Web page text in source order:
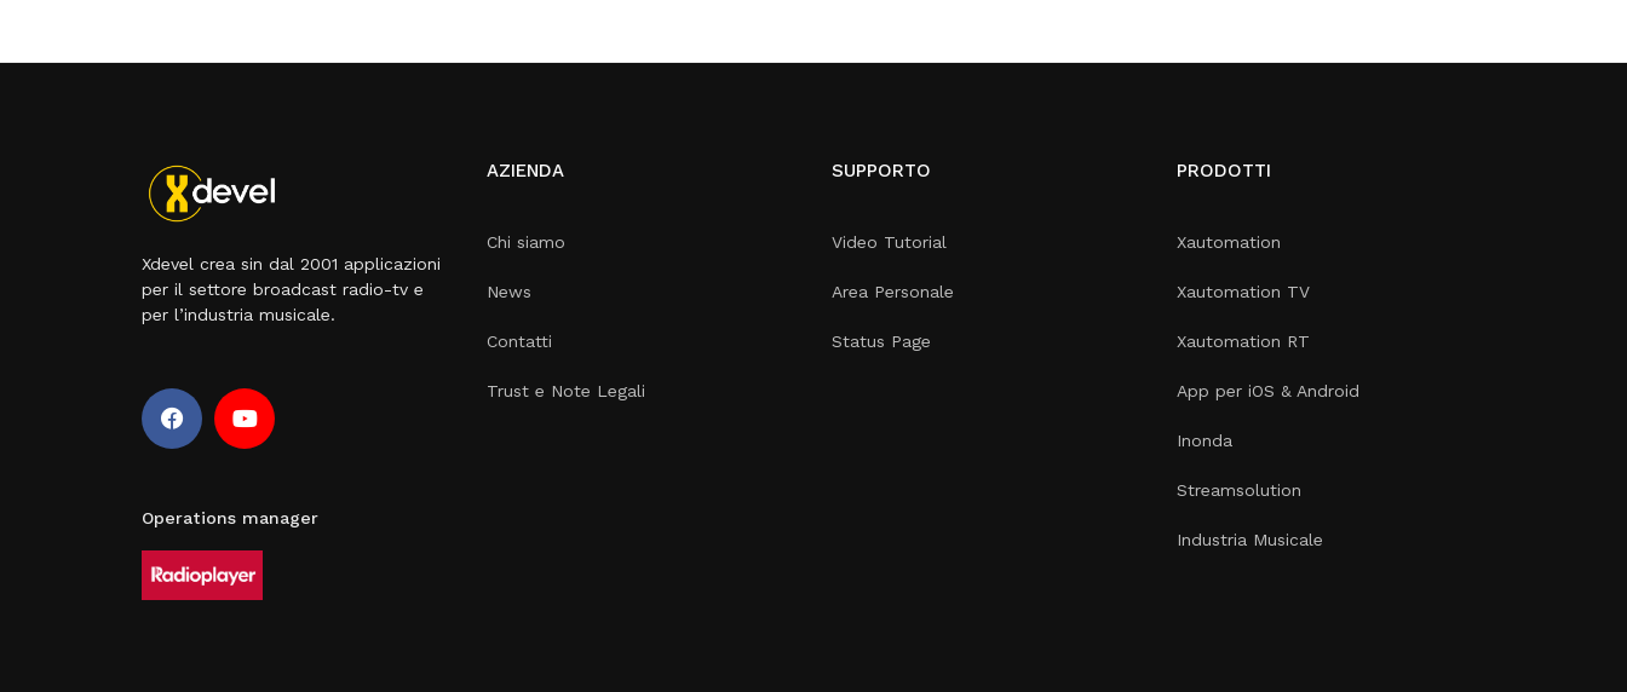
Xdevel crea sin dal 2001 applicazioni
per il settore broadcast radio-tv e
per l’industria musicale.
Operations manager
AZIENDA
Chi siamo
News
Contatti
Trust e Note Legali
SUPPORTO
Video Tutorial
Area Personale
Status Page
PRODOTTI
Xautomation
Xautomation TV
Xautomation RT
App per iOS & Android
Inonda
Streamsolution
Industria Musicale